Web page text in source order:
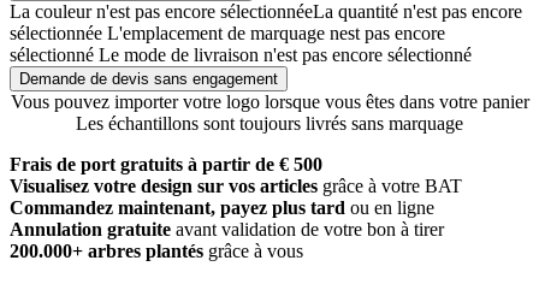
La couleur n'est pas encore sélectionnéeLa quantité n'est pas encore
sélectionnée L'emplacement de marquage nest pas encore
sélectionné Le mode de livraison n'est pas encore sélectionné
Demande de devis sans engagement
Vous pouvez importer votre logo lorsque vous êtes dans votre panier
Les échantillons sont toujours livrés sans marquage
Frais de port gratuits à partir de € 500
Visualisez votre design sur vos articles grâce à votre BAT
Commandez maintenant, payez plus tard ou en ligne
Annulation gratuite avant validation de votre bon à tirer
200.000+ arbres plantés grâce à vous